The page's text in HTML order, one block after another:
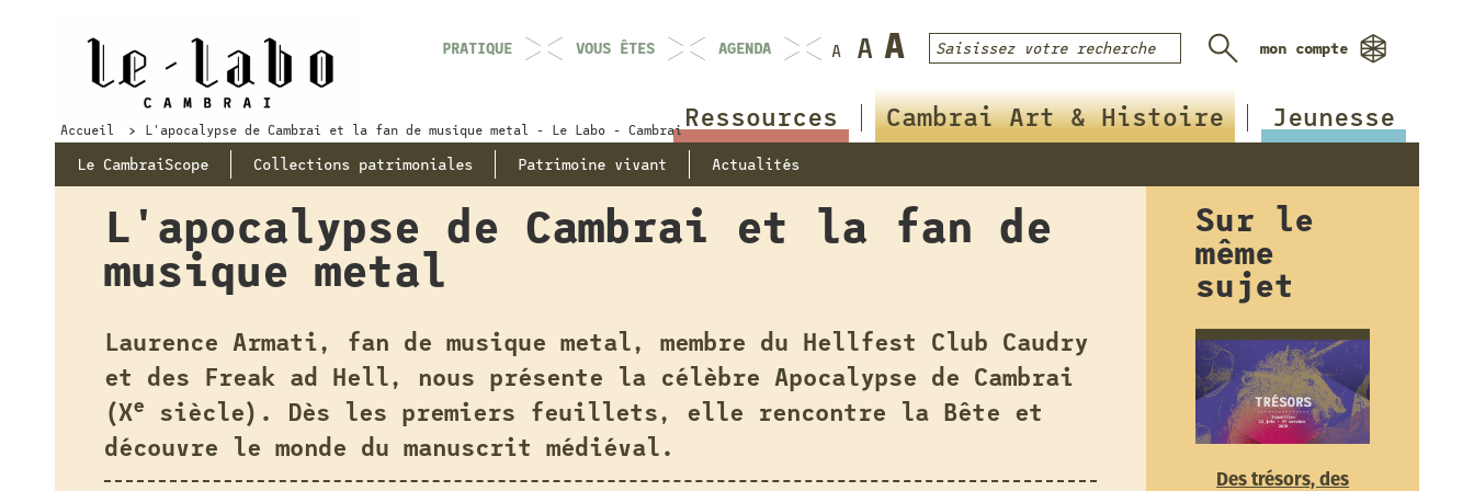
Accueil L'apocalypse de Cambrai et la fan de musique metal - Le Labo - Cambrai
PRATIQUE VOUS ÊTES AGENDA mon compte
Ressources Cambrai Art & Histoire
Le CambraiScope Collections patrimoniales Patrimoine vivant Actualités
Jeunesse
L'apocalypse de Cambrai et la fan de
musique metal
Laurence Armati, fan de musique metal, membre du Hellfest Club Caudry
et des Freak ad Hell, nous présente la célèbre Apocalypse de Cambrai
(Xe
siècle). Dès les premiers feuillets, elle rencontre la Bête et
découvre le monde du manuscrit médiéval.
Sur le
même
sujet
Des trésors, des